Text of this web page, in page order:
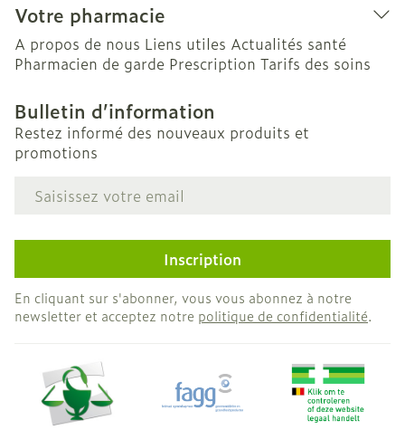
Votre pharmacie
A propos de nous Liens utiles Actualités santé
Pharmacien de garde Prescription Tarifs des soins
Bulletin d’information
Restez informé des nouveaux produits et
promotions
Adresse mail
Inscription
En cliquant sur s'abonner, vous vous abonnez à notre
newsletter et acceptez notre politique de confidentialité.